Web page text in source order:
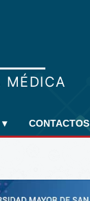
▾ CONTACTOS